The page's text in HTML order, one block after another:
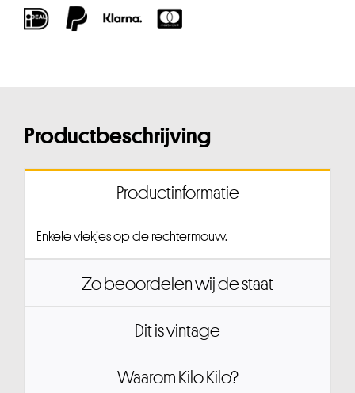
Productbeschrijving
Productinformatie
Enkele vlekjes op de rechtermouw.
Zo beoordelen wij de staat
Dit is vintage
Waarom Kilo Kilo?